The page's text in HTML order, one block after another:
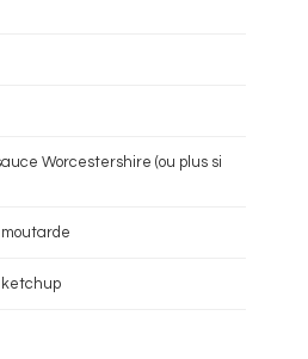
Worcestershire (ou plus si
moutarde
ketchup